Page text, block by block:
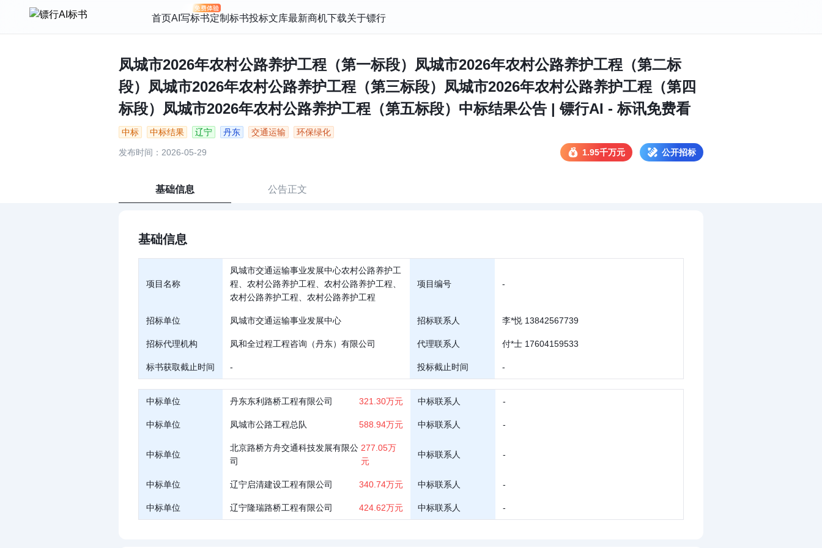
首页AI写标书定制标书投标文库最新商机下载关于镖行
凤城市2026年农村公路养护工程（第一标段）凤城市2026年农村公路养护工程（第二标
段）凤城市2026年农村公路养护工程（第三标段）凤城市2026年农村公路养护工程（第四
标段）凤城市2026年农村公路养护工程（第五标段）中标结果公告 | 镖行AI - 标讯免费看
中标 中标结果 辽宁 丹东 交通运输 环保绿化
发布时间：2026-05-29 1.95千万元 公开招标
基础信息 公告正文
基础信息
项目名称
凤城市交通运输事业发展中心农村公路养护工
程、农村公路养护工程、农村公路养护工程、
农村公路养护工程、农村公路养护工程
项目编号 -
招标单位 凤城市交通运输事业发展中心 招标联系人 李*悦 13842567739
招标代理机构 凤和全过程工程咨询（丹东）有限公司 代理联系人 付*士 17604159533
标书获取截止时间 - 投标截止时间 -
中标单位 丹东东利路桥工程有限公司 321.30万元 中标联系人 -
中标单位 凤城市公路工程总队 588.94万元 中标联系人 -
中标单位
北京路桥方舟交通科技发展有限公
司
277.05万
元
中标联系人 -
中标单位 辽宁启清建设工程有限公司 340.74万元 中标联系人 -
中标单位 辽宁隆瑞路桥工程有限公司 424.62万元 中标联系人 -